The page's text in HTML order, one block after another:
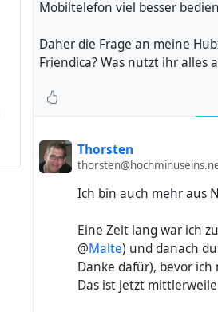
Mobiltelefon viel besser
Daher die Frage an meine
Friendica? Was nutzt ihr alles
Thorsten
Ich bin auch mehr aus
Eine Zeit lang war ich
@Malte) und danach
Danke dafür), bevor
Das ist jetzt mittlerweile